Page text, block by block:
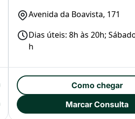
Avenida da Boavista, 171
Dias úteis: 8h às 20h;
h
Como chegar
Marcar Consulta